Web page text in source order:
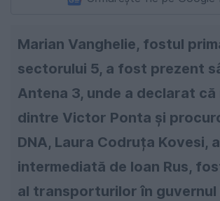
Marian Vanghelie, fostul
sectorului 5, a fost prezent
Antena 3, unde a declarat
dintre Victor Ponta și
DNA, Laura Codruța Kovesi,
intermediată de Ioan Rus,
al transporturilor în guvernul